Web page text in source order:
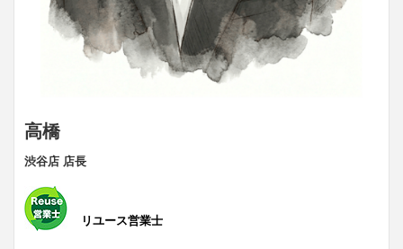
高橋
渋谷店 店長
リユース営業士